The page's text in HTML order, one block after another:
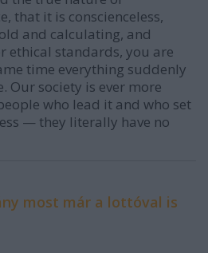
that it is conscienceless,
and calculating, and
ethical standards, you are
time everything suddenly
Our society is ever more
who lead it and who set
— they literally have no
most már a lottóval is